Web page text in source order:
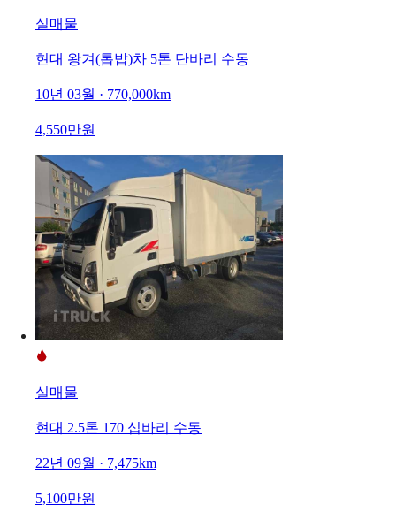
실매물
현대 왕겨(톱밥)차 5톤 단바리 수동
10년 03월 · 770,000km
4,550만원
실매물
현대 2.5톤 170 십바리 수동
22년 09월 · 7,475km
5,100만원